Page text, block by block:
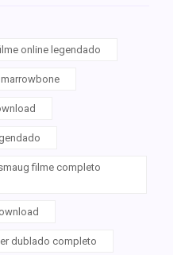
online legendado
filme completo
dublado completo